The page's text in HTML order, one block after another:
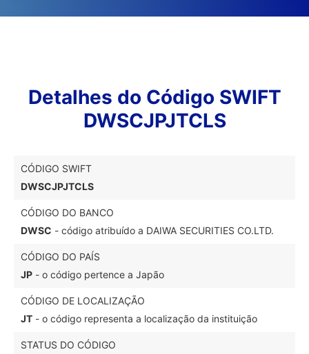
Detalhes do Código SWIFT
DWSCJPJTCLS
CÓDIGO SWIFT
DWSCJPJTCLS
CÓDIGO DO BANCO
DWSC - código atribuído a DAIWA SECURITIES CO.LTD.
CÓDIGO DO PAÍS
JP - o código pertence a Japão
CÓDIGO DE LOCALIZAÇÃO
JT - o código representa a localização da instituição
STATUS DO CÓDIGO